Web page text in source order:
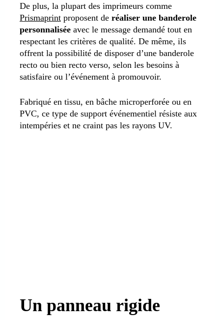
De plus, la plupart des imprimeurs comme
Prismaprint proposent de réaliser une banderole
personnalisée avec le message demandé tout en
respectant les critères de qualité. De même, ils
offrent la possibilité de disposer d’une banderole
recto ou bien recto verso, selon les besoins à
satisfaire ou l’événement à promouvoir.
Fabriqué en tissu, en bâche microperforée ou en
PVC, ce type de support événementiel résiste aux
intempéries et ne craint pas les rayons UV.
Un panneau rigide